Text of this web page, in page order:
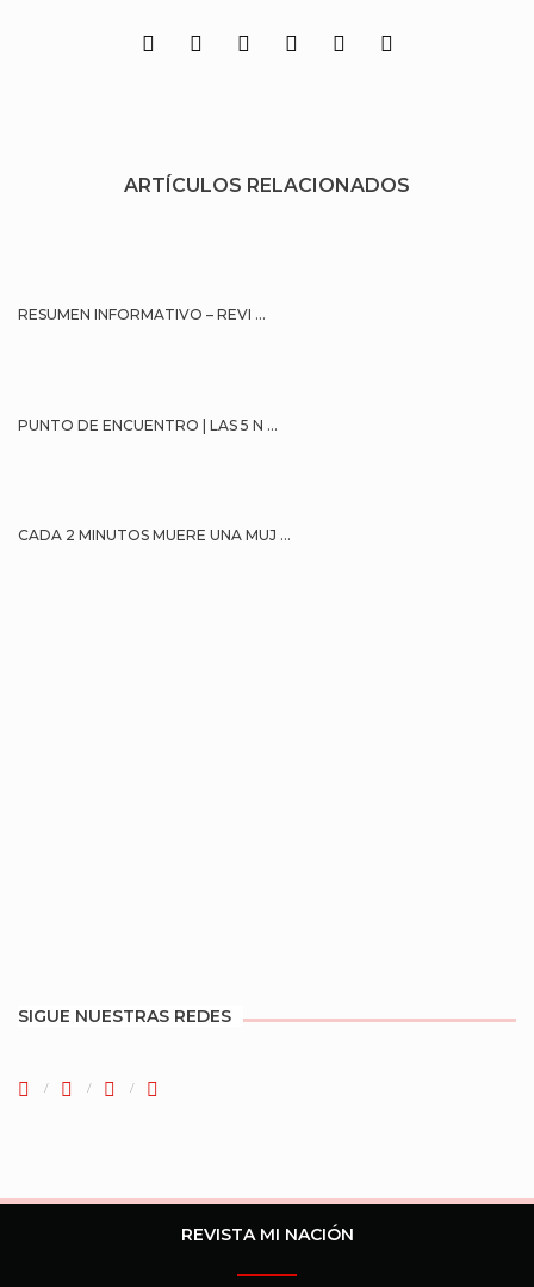
ARTÍCULOS RELACIONADOS
RESUMEN INFORMATIVO – REVI ...
PUNTO DE ENCUENTRO | LAS 5 N ...
CADA 2 MINUTOS MUERE UNA MUJ ...
SIGUE NUESTRAS REDES
REVISTA MI NACIÓN